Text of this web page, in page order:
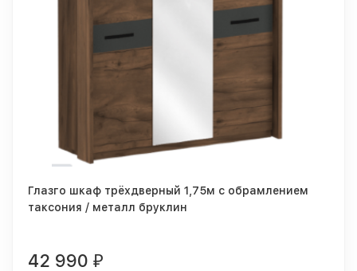
Глазго шкаф трёхдверный 1,75м с обрамлением
таксония / металл бруклин
42 990 ₽